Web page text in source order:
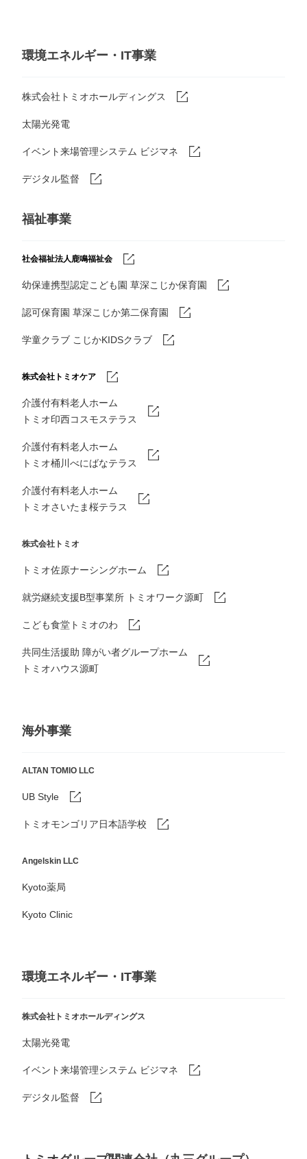
環境エネルギー・IT事業
株式会社トミオホールディングス
太陽光発電
イベント来場管理システム ビジマネ
デジタル監督
福祉事業
社会福祉法人鹿鳴福祉会
幼保連携型認定こども園 草深こじか保育園
認可保育園 草深こじか第二保育園
学童クラブ こじかKIDSクラブ
株式会社トミオケア
介護付有料老人ホーム
トミオ印西コスモステラス
介護付有料老人ホーム
トミオ桶川べにばなテラス
介護付有料老人ホーム
トミオさいたま桜テラス
株式会社トミオ
トミオ佐原ナーシングホーム
就労継続支援B型事業所 トミオワーク源町
こども食堂トミオのわ
共同生活援助 障がい者グループホーム
トミオハウス源町
海外事業
ALTAN TOMIO LLC
UB Style
トミオモンゴリア日本語学校
Angelskin LLC
Kyoto薬局
Kyoto Clinic
環境エネルギー・IT事業
株式会社トミオホールディングス
太陽光発電
イベント来場管理システム ビジマネ
デジタル監督